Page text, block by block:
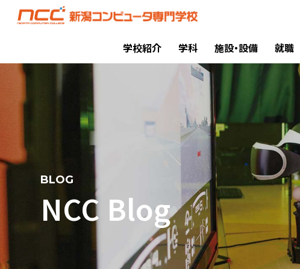
学校紹介 学科 施設・設備 就職
BLOG
NCC Blog